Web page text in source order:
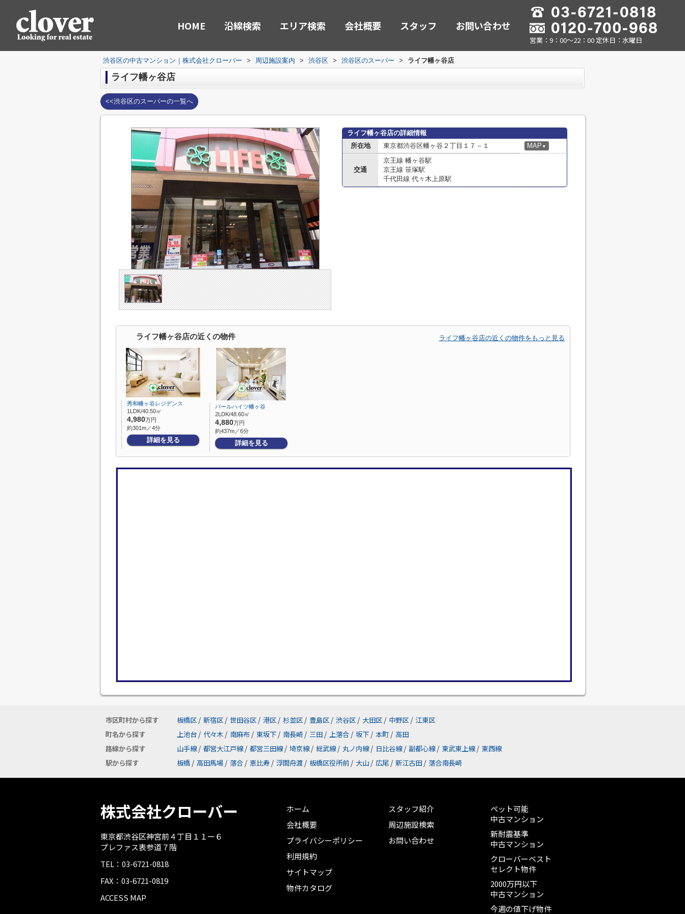
HOME 沿線検索 エリア検索 会社概要 スタッフ お問い合わせ
営業：9：00～22：00 定休日：水曜日
渋谷区の中古マンション｜株式会社クローバー > 周辺施設案内 > 渋谷区 > 渋谷区のスーパー > ライフ幡ヶ谷店
ライフ幡ヶ谷店
<<渋谷区のスーパーの一覧へ
ライフ幡ヶ谷店の詳細情報
所在地
東京都渋谷区幡ヶ谷２丁目１７－１ MAP ▼
交通
京王線 幡ヶ谷駅
京王線 笹塚駅
千代田線 代々木上原駅
ライフ幡ヶ谷店の近くの物件 ライフ幡ヶ谷店の近くの物件をもっと見る
秀和幡ヶ谷レジデンス
1LDK/40.50㎡
4,980万円
約301m／4分
詳細を見る
パールハイツ幡ヶ谷
2LDK/48.60㎡
4,880万円
約437m／6分
詳細を見る
市区町村から探す 板橋区 / 新宿区 / 世田谷区 / 港区 / 杉並区 / 豊島区 / 渋谷区 / 大田区 / 中野区 / 江東区
町名から探す
上池台 / 代々木 / 南麻布 / 東坂下 / 南長崎 / 三田 / 上落合 / 坂下 / 本町 / 高田
路線から探す
山手線 / 都営大江戸線 / 都営三田線 / 埼京線 / 総武線 / 丸ノ内線 / 日比谷線 / 副都心線 / 東武東上線 / 東西線
駅から探す
板橋 / 高田馬場 / 落合 / 恵比寿 / 浮間舟渡 / 板橋区役所前 / 大山 / 広尾 / 新江古田 / 落合南長崎
株式会社クローバー
東京都渋谷区神宮前４丁目１１ー６
プレファス表参道７階
TEL：03-6721-0818
FAX：03-6721-0819
ACCESS MAP
ホーム
会社概要
プライバシーポリシー
利用規約
サイトマップ
物件カタログ
スタッフ紹介
周辺施設検索
お問い合わせ
ペット可能
中古マンション
新耐震基準
中古マンション
クローバーベスト
セレクト物件
2000万円以下
中古マンション
今週の値下げ物件